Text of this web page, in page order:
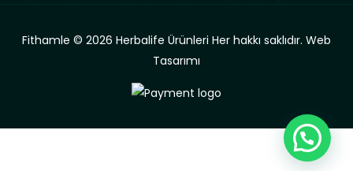
Fithamle © 2026 Herbalife Ürünleri Her hakkı saklıdır. Web
Tasarımı